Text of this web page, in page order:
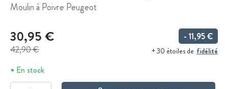
Moulin à Poivre Peugeot
30,95 €
42,90 €
- 11,95 €
+ 30 étoiles de fidélité
En stock